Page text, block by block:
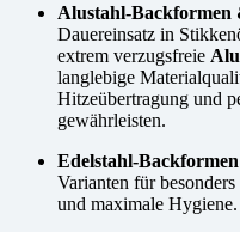
Alustahl-Backformen
Dauereinsatz in
extrem verzugsfreie
langlebige
Hitzeübertragung und
gewährleisten.
Edelstahl-
Varianten für
und maximale Hygiene.